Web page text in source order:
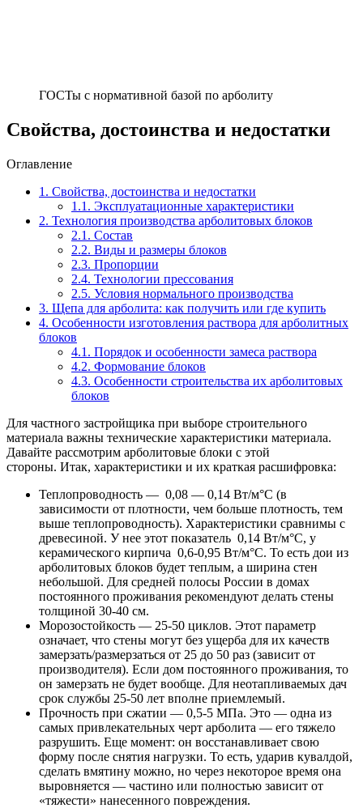
ГОСТы с нормативной базой по арболиту
Свойства, достоинства и недостатки
Оглавление
1. Свойства, достоинства и недостатки
1.1. Эксплуатационные характеристики
2. Технология производства арболитовых блоков
2.1. Состав
2.2. Виды и размеры блоков
2.3. Пропорции
2.4. Технологии прессования
2.5. Условия нормального производства
3. Щепа для арболита: как получить или где купить
4. Особенности изготовления раствора для арболитных
блоков
4.1. Порядок и особенности замеса раствора
4.2. Формование блоков
4.3. Особенности строительства их арболитовых
блоков
Для частного застройщика при выборе строительного
материала важны технические характеристики материала.
Давайте рассмотрим арболитовые блоки с этой
стороны. Итак, характеристики и их краткая расшифровка:
Теплопроводность — 0,08 — 0,14 Вт/м°C (в
зависимости от плотности, чем больше плотность, тем
выше теплопроводность). Характеристики сравнимы с
древесиной. У нее этот показатель 0,14 Вт/м°C, у
керамического кирпича 0,6-0,95 Вт/м°C. То есть дои из
арболитовых блоков будет теплым, а ширина стен
небольшой. Для средней полосы России в домах
постоянного проживания рекомендуют делать стены
толщиной 30-40 см.
Морозостойкость — 25-50 циклов. Этот параметр
означает, что стены могут без ущерба для их качеств
замерзать/размерзаться от 25 до 50 раз (зависит от
производителя). Если дом постоянного проживания, то
он замерзать не будет вообще. Для неотапливаемых дач
срок службы 25-50 лет вполне приемлемый.
Прочность при сжатии — 0,5-5 МПа. Это — одна из
самых привлекательных черт арболита — его тяжело
разрушить. Еще момент: он восстанавливает свою
форму после снятия нагрузки. То есть, ударив кувалдой,
сделать вмятину можно, но через некоторое время она
выровняется — частино или полностью зависит от
«тяжести» нанесенного повреждения.